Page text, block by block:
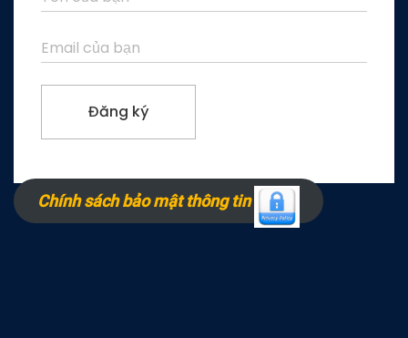
Chính sách bảo mật thông tin